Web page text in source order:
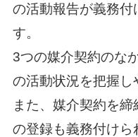
の活動報告が義務
す。
3つの媒介契約のな
の活動状況を把握し
また、媒介契約を
の登録も義務付けら